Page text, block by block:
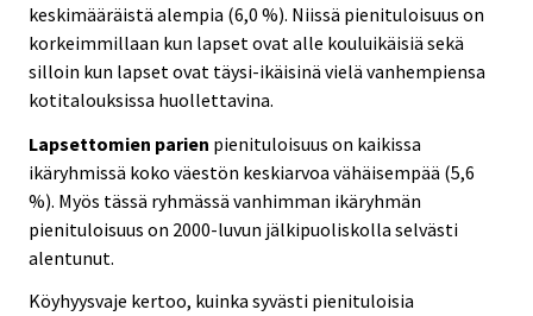
keskimääräistä alempia (6,0 %). Niissä pienituloisuus on
korkeimmillaan kun lapset ovat alle kouluikäisiä sekä
silloin kun lapset ovat täysi-ikäisinä vielä vanhempiensa
kotitalouksissa huollettavina.
Lapsettomien parien pienituloisuus on kaikissa
ikäryhmissä koko väestön keskiarvoa vähäisempää (5,6
%). Myös tässä ryhmässä vanhimman ikäryhmän
pienituloisuus on 2000-luvun jälkipuoliskolla selvästi
alentunut.
Köyhyysvaje kertoo, kuinka syvästi pienituloisia